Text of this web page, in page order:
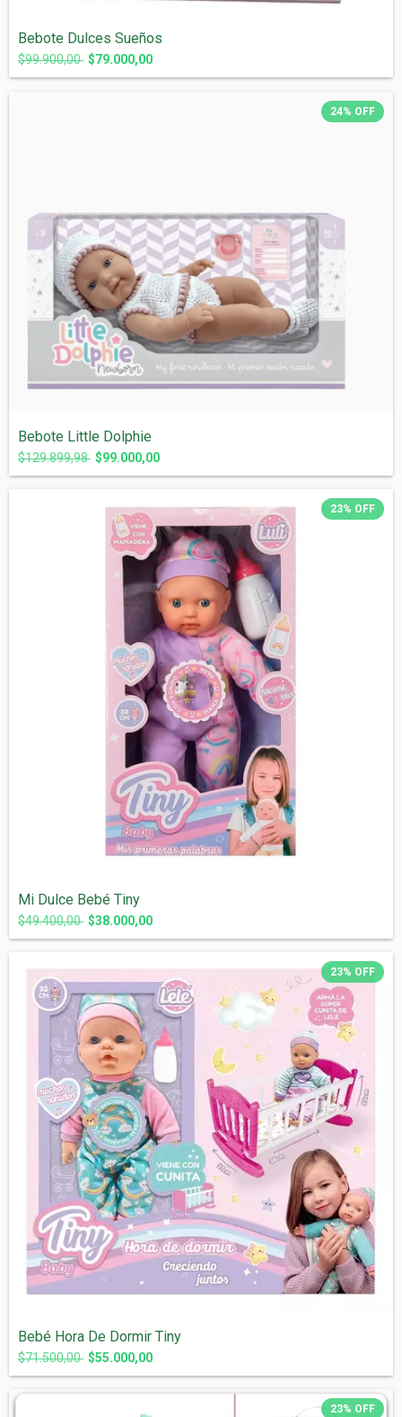
Bebote Dulces Sueños
$99.900,00 $79.000,00
24% OFF
Bebote Little Dolphie
$129.899,98 $99.000,00
23% OFF
Mi Dulce Bebé Tiny
$49.400,00 $38.000,00
23% OFF
Bebé Hora De Dormir Tiny
$71.500,00 $55.000,00
23% OFF